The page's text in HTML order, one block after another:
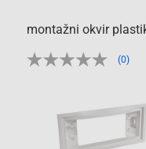
montažni okvir
(0)